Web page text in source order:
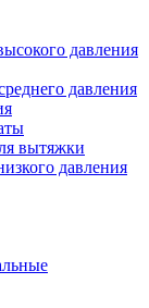
давления
давления
вытяжки
давления